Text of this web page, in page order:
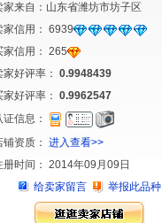
家来自：山东省潍坊市坊子区
家信用： 6939
家信用： 265
家好评率： 0.9948439
家好评率： 0.9962547
证信息：
铺资质： 进入查看>>
册时间： 2014年09月09日
给卖家留言
举报此品种